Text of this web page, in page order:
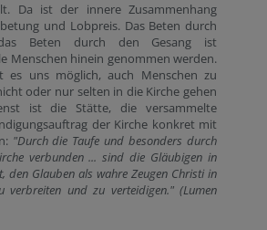
Da ist der innere Zusammenhang
und Lobpreis. Das Beten durch
Beten durch den Gesang ist
Menschen hinein genommen werden.
es uns möglich, auch Menschen zu
oder nur selten in die Kirche gehen
ist die Stätte, die versammelte
der Kirche konkret mit
"Durch die Taufe und besonders durch
verbunden ... sind die Gläubigen in
den Glauben als wahre Zeugen Christi in
verbreiten und zu verteidigen." (Lumen